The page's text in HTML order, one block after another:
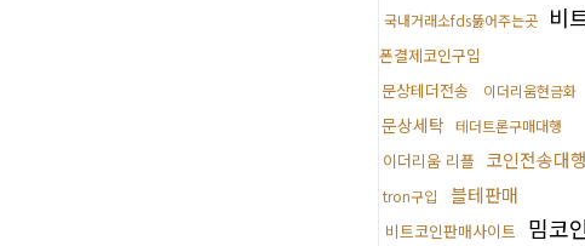
국내거래소fds뚫어주는곳 비
폰결제코인구입
문상테더전송
이더리움현금화
문상세탁 테더트론구매대행
이더리움 리플 코인전송대행
tron구입 블테판매
비트코인판매사이트 밈코